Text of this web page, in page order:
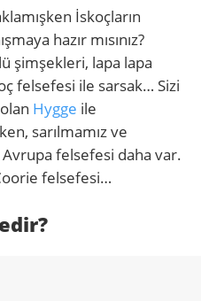
İskoçların
hazır mısınız?
şimşekleri, lapa lapa
felsefesi ile sarsak… Sizi
Hygge ile
sarılmamız ve
felsefesi daha var.
felsefesi…